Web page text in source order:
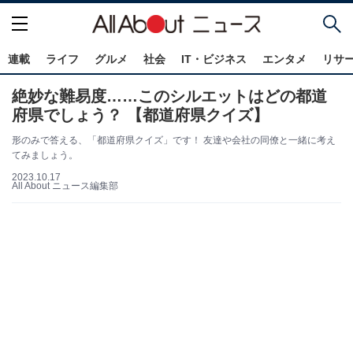
連載 ライフ グルメ 社会 IT・ビジネス エンタメ リサ
絶妙な難易度……このシルエットはどの都道
府県でしょう？ 【都道府県クイズ】
形のみで答える、「都道府県クイズ」です！ 友達や会社の同僚と一緒に考え
てみましょう。
2023.10.17
All About ニュース編集部